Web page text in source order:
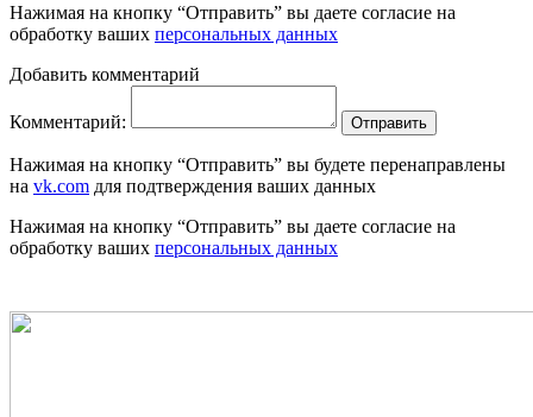
Нажимая на кнопку “Отправить” вы даете согласие на
обработку ваших персональных данных
Добавить комментарий
Комментарий: Отправить
Нажимая на кнопку “Отправить” вы будете перенаправлены
на vk.com для подтверждения ваших данных
Нажимая на кнопку “Отправить” вы даете согласие на
обработку ваших персональных данных